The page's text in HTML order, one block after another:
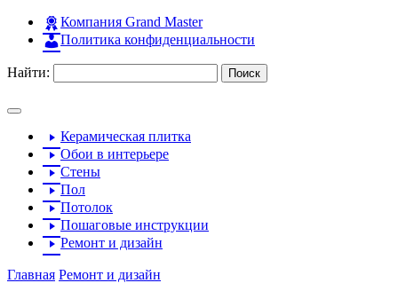
Компания Grand Master
Политика конфиденциальности
Найти:
Керамическая плитка
Обои в интерьере
Стены
Пол
Потолок
Пошаговые инструкции
Ремонт и дизайн
Главная Ремонт и дизайн